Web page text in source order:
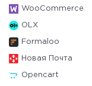
WooCommerce
OLX
Formaloo
Новая Почта
Opencart